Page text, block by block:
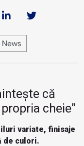
că
cheie”
variate, finisaje
de culori.